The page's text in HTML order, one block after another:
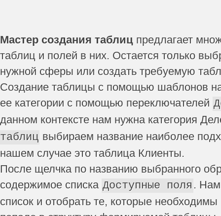
Мастер создания таблиц предлагает
таблиц и полей в них. Остается только
нужной сферы или создать требуемую
Создание таблицы с помощью шаблонов
ее категории с помощью переключателей
данном контексте нам нужна категория
таблиц выбираем название наиболее
нашем случае это таблица Клиенты.
После щелчка по названию выбранного
содержимое списка Доступные поля . Нам
список и отобрать те, которые